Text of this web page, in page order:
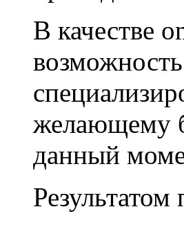
В качестве
желающему
данный